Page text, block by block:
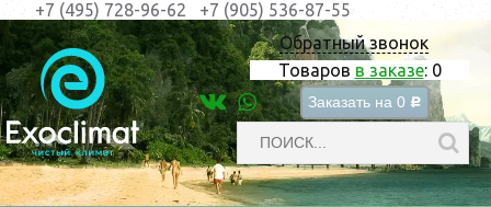
Обратный звонок
Товаров в заказе: 0
Заказать на 0 c
+7 (495) 728-96-62 +7 (905) 536-87-55